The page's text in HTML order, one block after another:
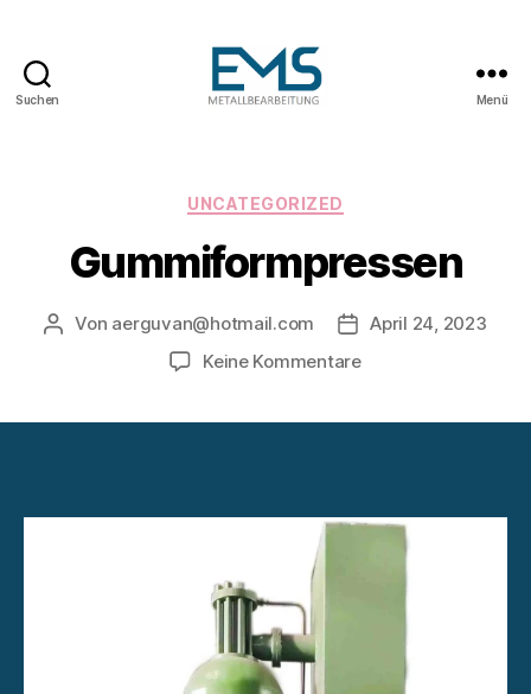
Suchen Menü
Kategorien
UNCATEGORIZED
Gummiformpressen
Beitragsautor
Von aerguvan@hotmail.com
April 24, 2023
Keine Kommentarezu